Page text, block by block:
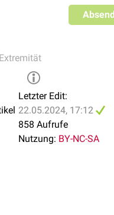
Letzter Edit:
22.05.2024, 17:12
858 Aufrufe
Nutzung: BY-NC-SA